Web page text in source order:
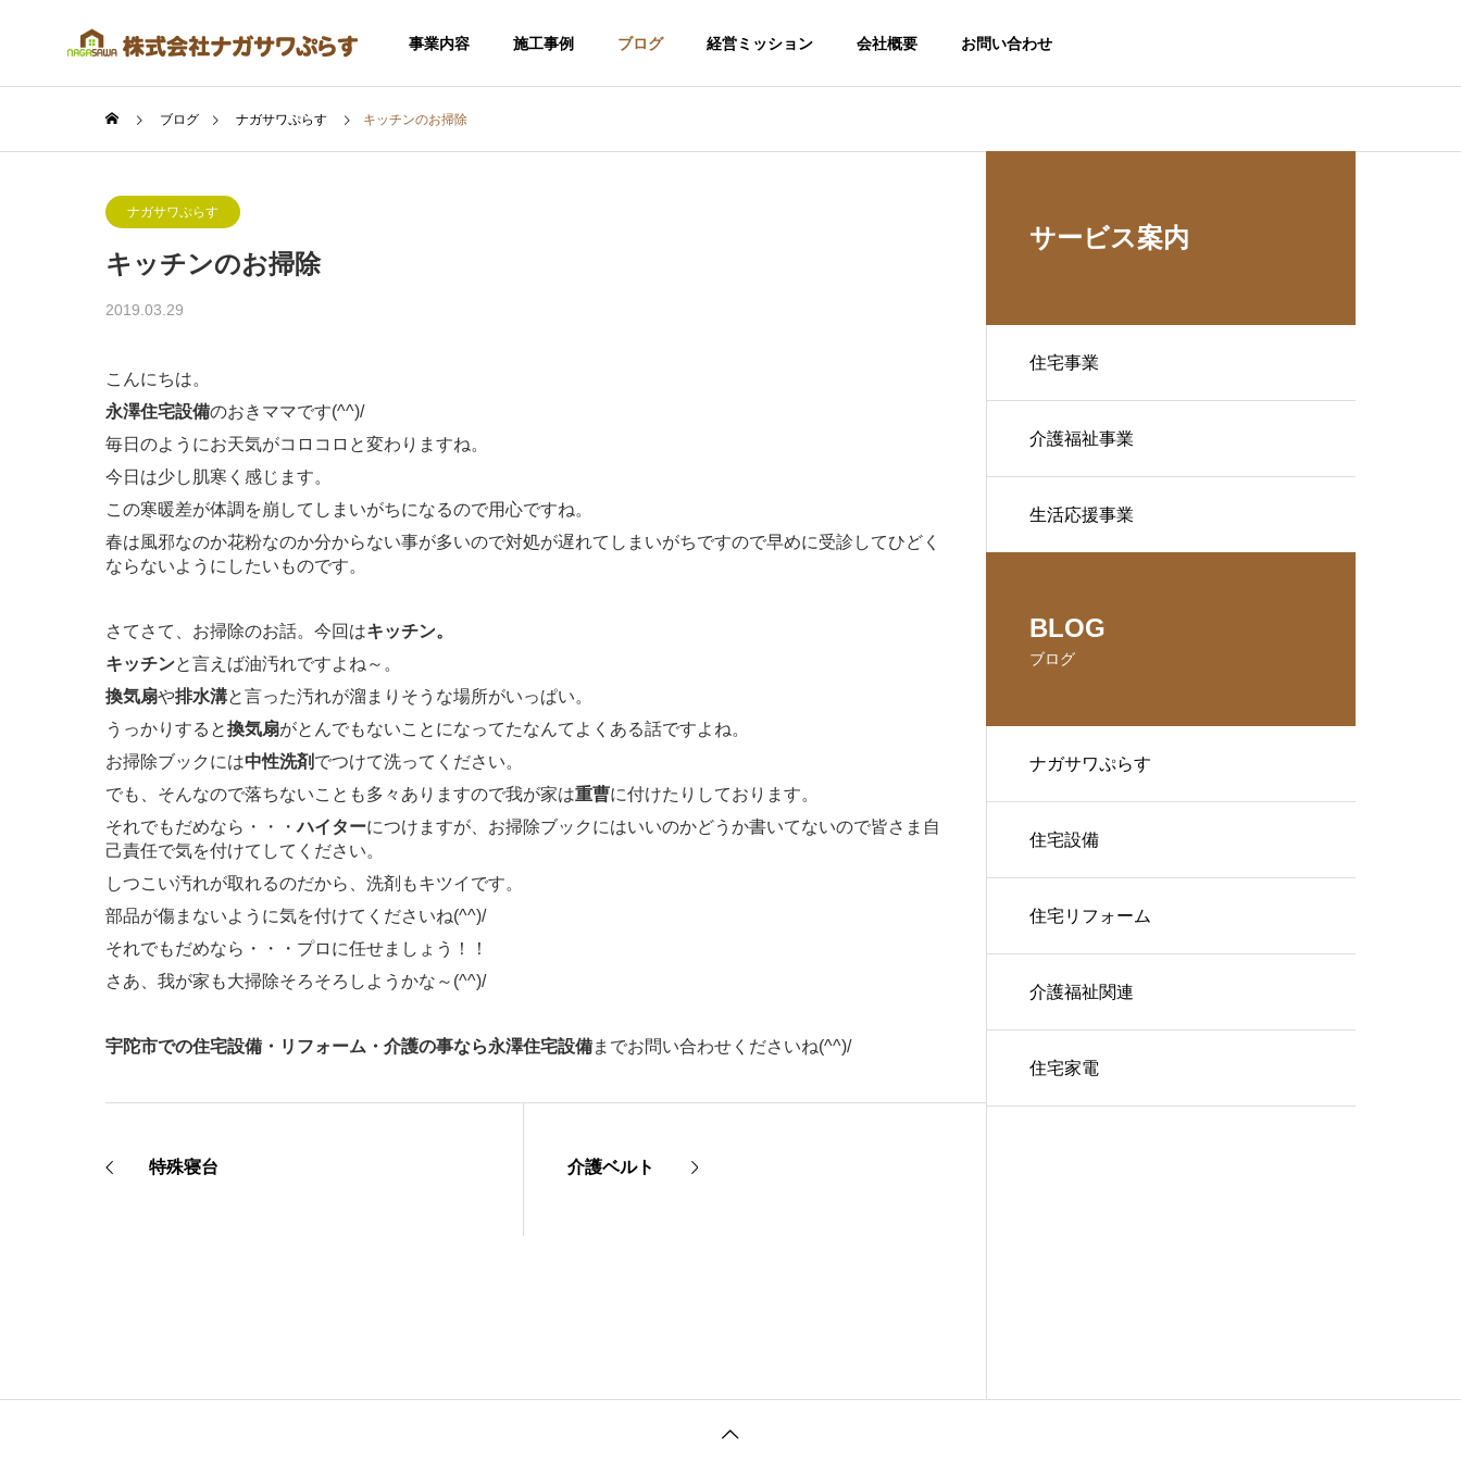
事業内容 施工事例 ブログ 経営ミッション 会社概要 お問い合わせ
事業内容
ブログ ナガサワぷらす キッチンのお掃除
ナガサワぷらす
キッチンのお掃除
2019.03.29
こんにちは。
永澤住宅設備のおきママです(^^)/
毎日のようにお天気がコロコロと変わりますね。
今日は少し肌寒く感じます。
この寒暖差が体調を崩してしまいがちになるので用心ですね。
春は風邪なのか花粉なのか分からない事が多いので対処が遅れてしまいがちですので早めに受診してひどく
ならないようにしたいものです。
さてさて、お掃除のお話。今回はキッチン。
キッチンと言えば油汚れですよね～。
換気扇や排水溝と言った汚れが溜まりそうな場所がいっぱい。
うっかりすると換気扇がとんでもないことになってたなんてよくある話ですよね。
お掃除ブックには中性洗剤 でつけて洗ってください。
でも、そんなので落ちないことも多々ありますので我が家は重曹に付けたりしております。
それでもだめなら・・・ハイターにつけますが、お掃除ブックにはいいのかどうか書いてないので皆さま自
己責任で気を付けてしてください。
しつこい汚れが取れるのだから、洗剤もキツイです。
部品が傷まないように気を付けてくださいね(^^)/
それでもだめなら・・・プロに任せましょう！！
さあ、我が家も大掃除そろそろしようかな～(^^)/
宇陀市での住宅設備・リフォーム・介護の事なら永澤住宅設備までお問い合わせくださいね(^^)/
特殊寝台 介護ベルト
サービス案内
住宅事業
介護福祉事業
生活応援事業
BLOG
ブログ
ナガサワぷらす
住宅設備
住宅リフォーム
介護福祉関連
住宅家電